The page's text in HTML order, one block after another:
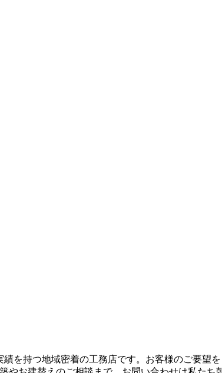
を持つ地域密着の工務店です。お客様のご要望